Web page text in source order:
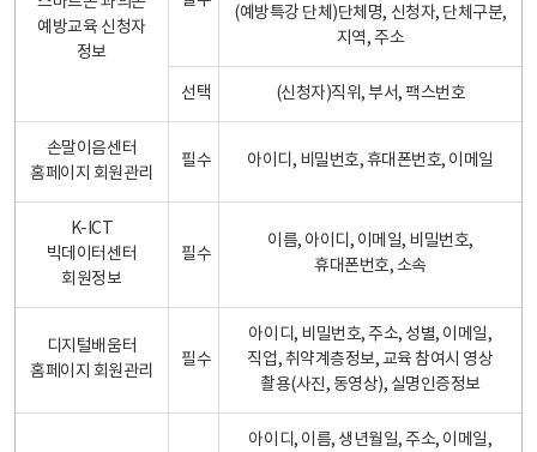
예방교육 신청자
정보
(예방특강 단체)단체명, 신청자, 단체구분,
지역, 주소
선택 (신청자)직위, 부서, 팩스번호
손말이음센터
홈페이지 회원관리
필수 아이디, 비밀번호, 휴대폰번호, 이메일
K-ICT
빅데이터센터
회원정보
필수
이름, 아이디, 이메일, 비밀번호,
휴대폰번호, 소속
디지털배움터
홈페이지 회원관리
필수
아이디, 비밀번호, 주소, 성별, 이메일,
직업, 취약계층정보, 교육 참여시 영상
촬용(사진, 동영상), 실명인증정보
아이디, 이름, 생년월일, 주소, 이메일,